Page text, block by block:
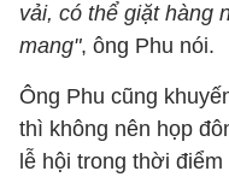
vải, có thể giặt hàng
mang", ông Phu nói.
Ông Phu cũng
thì không nên họp
lễ hội trong thời điểm